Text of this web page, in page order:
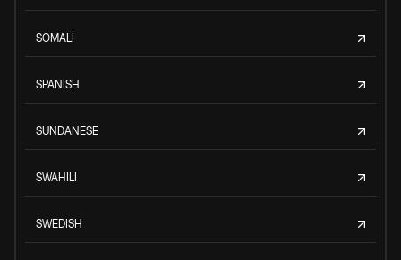
SOMALI
SPANISH
SUNDANESE
SWAHILI
SWEDISH